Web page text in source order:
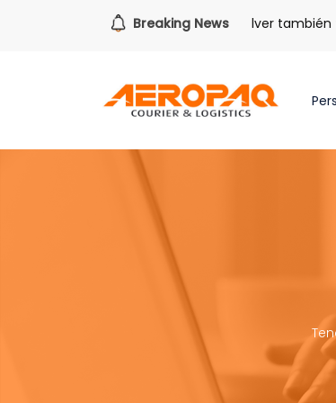
Breaking News
Para todo lo que viene. Volver también